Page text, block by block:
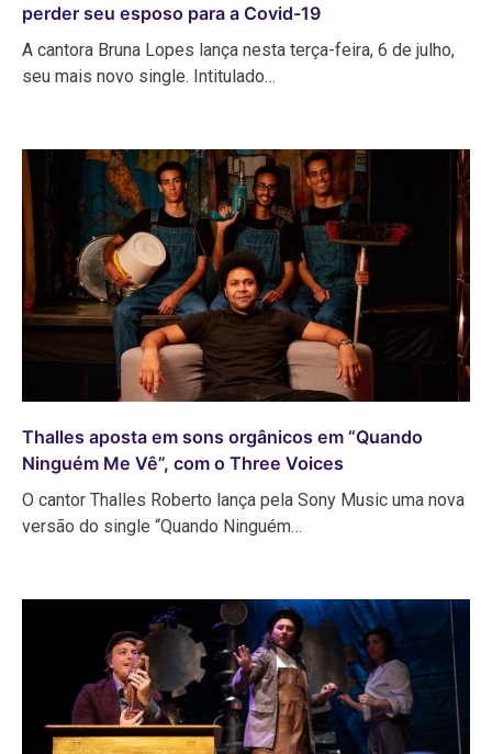
perder seu esposo para a Covid-19
A cantora Bruna Lopes lança nesta terça-feira, 6 de julho,
seu mais novo single. Intitulado…
Thalles aposta em sons orgânicos em “Quando
Ninguém Me Vê”, com o Three Voices
O cantor Thalles Roberto lança pela Sony Music uma nova
versão do single “Quando Ninguém…